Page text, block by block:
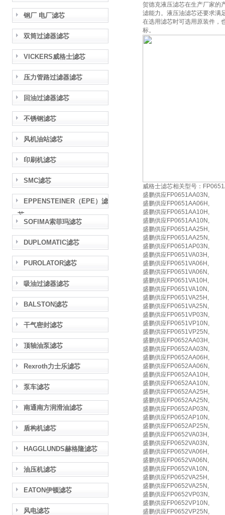
钢厂 电厂滤芯
双筒过滤器滤芯
VICKERS威格士滤芯
压力管路过滤器滤芯
回油过滤器滤芯
不锈钢滤芯
风机油站滤芯
印刷机滤芯
SMC滤芯
EPPENSTEINER（EPE）滤
芯
SOFIMA索菲玛滤芯
DUPLOMATIC滤芯
PUROLATOR滤芯
吸油过滤器滤芯
BALSTON滤芯
干气密封滤芯
顶轴油泵滤芯
Rexroth力士乐滤芯
泵车滤芯
南通南方润滑油滤芯
盾构机滤芯
HAGGLUNDS赫格隆滤芯
油压机滤芯
EATON伊顿滤芯
风电滤芯
贺德克液压滤芯在生产厂家的
滤能力。液压油滤芯还要求满
在选用滤芯时可选用原装件，
标。
威格士滤芯相关型号：
盛鹏供应FP0651AA03N,
盛鹏供应FP0651AA06H,
盛鹏供应FP0651AA10H,
盛鹏供应FP0651AA10N,
盛鹏供应FP0651AA25H,
盛鹏供应FP0651AA25N,
盛鹏供应FP0651AP03N,
盛鹏供应FP0651VA03H,
盛鹏供应FP0651VA06H,
盛鹏供应FP0651VA06N,
盛鹏供应FP0651VA10H,
盛鹏供应FP0651VA10N,
盛鹏供应FP0651VA25H,
盛鹏供应FP0651VA25N,
盛鹏供应FP0651VP03N,
盛鹏供应FP0651VP10N,
盛鹏供应FP0651VP25N,
盛鹏供应FP0652AA03H,
盛鹏供应FP0652AA03N,
盛鹏供应FP0652AA06H,
盛鹏供应FP0652AA06N,
盛鹏供应FP0652AA10H,
盛鹏供应FP0652AA10N,
盛鹏供应FP0652AA25H,
盛鹏供应FP0652AA25N,
盛鹏供应FP0652AP03N,
盛鹏供应FP0652AP10N,
盛鹏供应FP0652AP25N,
盛鹏供应FP0652VA03H,
盛鹏供应FP0652VA03N,
盛鹏供应FP0652VA06H,
盛鹏供应FP0652VA06N,
盛鹏供应FP0652VA10N,
盛鹏供应FP0652VA25H,
盛鹏供应FP0652VA25N,
盛鹏供应FP0652VP03N,
盛鹏供应FP0652VP10N,
盛鹏供应FP0652VP25N,